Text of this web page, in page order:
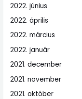
2022. június
2022. április
2022. március
2022. január
2021. december
2021. november
2021. október